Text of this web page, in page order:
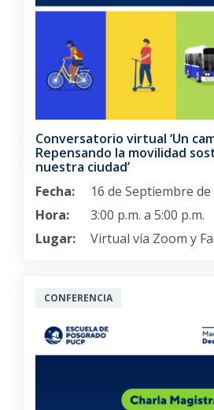
Conversatorio virtual ‘Un
Repensando la movilidad
nuestra ciudad’
Fecha:
16 de Septiembre de
Hora:
3:00 p.m. a 5:00 p.m.
Lugar:
Virtual vía Zoom y
CONFERENCIA